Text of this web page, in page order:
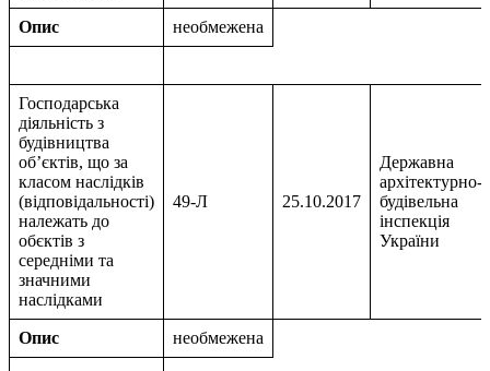
Опис необмежена
Господарська
дiяльнiсть з
будiвництва
об’єктiв, що за
класом наслiдкiв
(вiдповiдальностi)
належать до
обєктiв з
середнiми та
значними
наслiдками
49-Л 25.10.2017
Державна
архiтектурно-
будiвельна
iнспекцiя
України
Опис необмежена